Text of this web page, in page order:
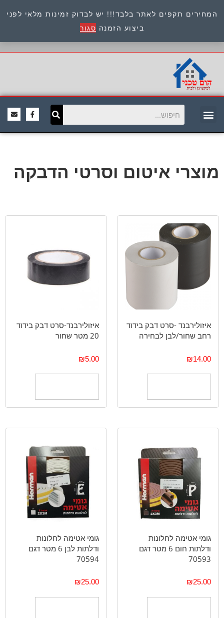
המחירים תקפים לאתר בלבד!!! יש לבדוק זמינות מלאי לפני
ביצוע הזמנה סגור
כתובת : היוזמים 9 אור יהודה שירות לקוחות 054-
8945722
מוצרי איטום וסרטי הדבקה
איזולירבנד -סרט דבק בידוד
רחב שחור/לבן לבחירה
₪14.00
איזולירבנד-סרט דבק בידוד
20 מטר שחור
₪5.00
גומי אטימה לחלונות
ודלתות חום 6 מטר דגם
70593
₪25.00
גומי אטימה לחלונות
ודלתות לבן 6 מטר דגם
70594
₪25.00